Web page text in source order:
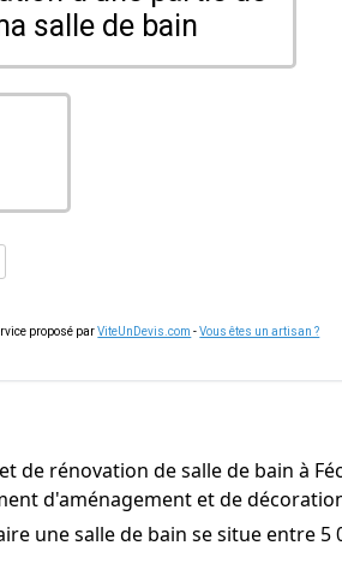
salle de bain
proposé parViteUnDevis.com -Vous êtes un artisan ?
de rénovation de salle de bain à
d'aménagement et de
une salle de bain se situe entre 5